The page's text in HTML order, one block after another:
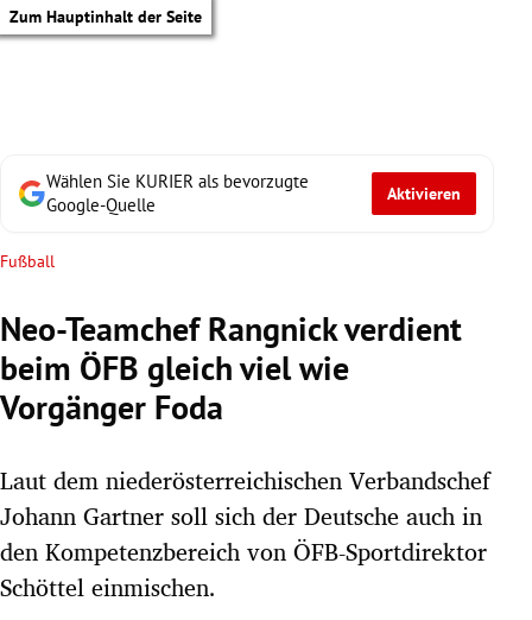
Zum Hauptinhalt der Seite
Untermenü
Wählen Sie KURIER als bevorzugte
Google-Quelle
Aktivieren
Fußball
Neo-Teamchef Rangnick verdient
beim ÖFB gleich viel wie
Vorgänger Foda
Laut dem niederösterreichischen Verbandschef
Johann Gartner soll sich der Deutsche auch in
den Kompetenzbereich von ÖFB-Sportdirektor
Schöttel einmischen.